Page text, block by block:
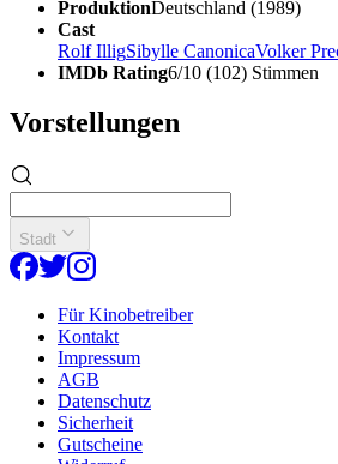
ProduktionDeutschland (1989)
Cast
Rolf IlligSibylle CanonicaVolker
IMDb Rating6/10 (102) Stimmen
Vorstellungen
Stadt
Für Kinobetreiber
Kontakt
Impressum
AGB
Datenschutz
Sicherheit
Gutscheine